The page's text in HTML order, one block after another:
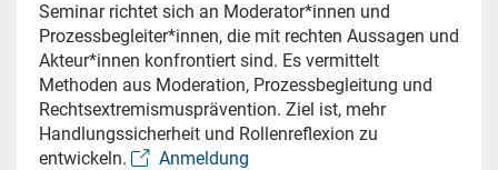
Seminar richtet sich an Moderator*innen und
Prozessbegleiter*innen, die mit rechten Aussagen und
Akteur*innen konfrontiert sind. Es vermittelt
Methoden aus Moderation, Prozessbegleitung und
Rechtsextremismusprävention. Ziel ist, mehr
Handlungssicherheit und Rollenreflexion zu
entwickeln.
Anmeldung